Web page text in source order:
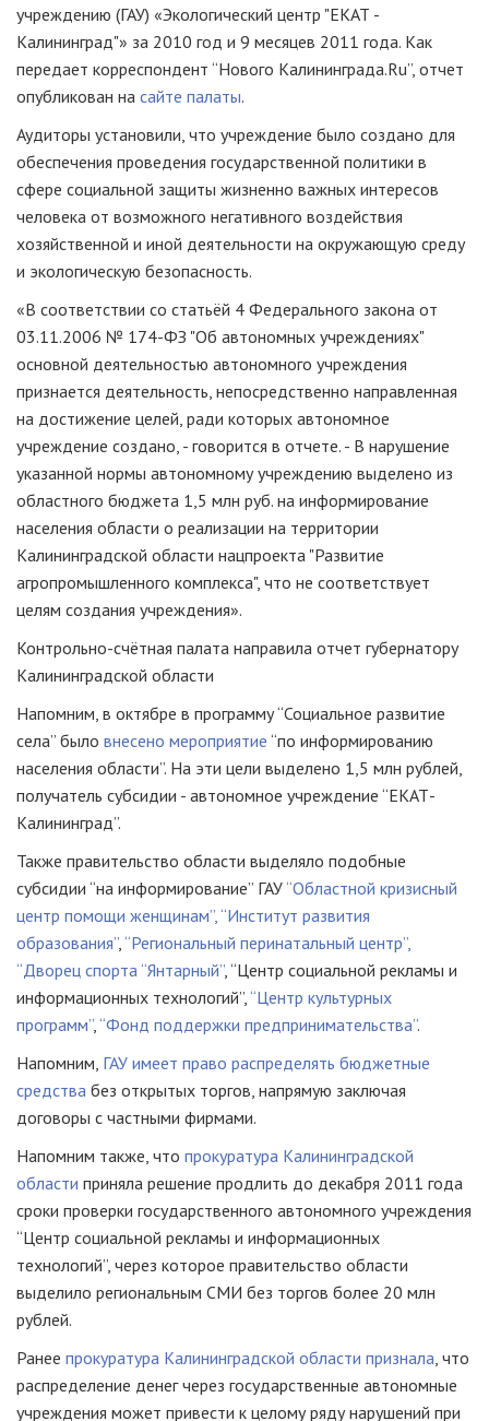
учреждению (ГАУ) «Экологический центр "ЕКАТ -
Калининград"» за 2010 год и 9 месяцев 2011 года. Как
передает корреспондент “Нового Калининграда.Ru”, отчет
опубликован на сайте палаты.
Аудиторы установили, что учреждение было создано для
обеспечения проведения государственной политики в
сфере социальной защиты жизненно важных интересов
человека от возможного негативного воздействия
хозяйственной и иной деятельности на окружающую среду
и экологическую безопасность.
«В соответствии со статьёй 4 Федерального закона от
03.11.2006 № 174-ФЗ "Об автономных учреждениях"
основной деятельностью автономного учреждения
признается деятельность, непосредственно направленная
на достижение целей, ради которых автономное
учреждение создано, - говорится в отчете. - В нарушение
указанной нормы автономному учреждению выделено из
областного бюджета 1,5 млн руб. на информирование
населения области о реализации на территории
Калининградской области нацпроекта "Развитие
агропромышленного комплекса", что не соответствует
целям создания учреждения».
Контрольно-счётная палата направила отчет губернатору
Калининградской области
Напомним, в октябре в программу “Социальное развитие
села” было внесено мероприятие “по информированию
населения области”. На эти цели выделено 1,5 млн рублей,
получатель субсидии - автономное учреждение “ЕКАТ-
Калининград”.
Также правительство области выделяло подобные
субсидии “на информирование” ГАУ“Областной кризисный
центр помощи женщинам”, “Институт развития
образования”,“Региональный перинатальный центр”,
“Дворец спорта “Янтарный”, “Центр социальной рекламы и
информационных технологий”,“Центр культурных
программ”,“Фонд поддержки предпринимательства”.
Напомним, ГАУ имеет право распределять бюджетные
средства без открытых торгов, напрямую заключая
договоры с частными фирмами.
Напомним также, что прокуратура Калининградской
области приняла решение продлить до декабря 2011 года
сроки проверки государственного автономного учреждения
“Центр социальной рекламы и информационных
технологий”, через которое правительство области
выделило региональным СМИ без торгов более 20 млн
рублей.
Ранее прокуратура Калининградской области признала, что
распределение денег через государственные автономные
учреждения может привести к целому ряду нарушений при